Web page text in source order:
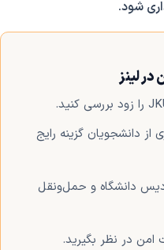
شود.
لینز
از دانشجویان گزینه رایج
دانشگاه و حمل‌ونقل
در نظر بگیرید.